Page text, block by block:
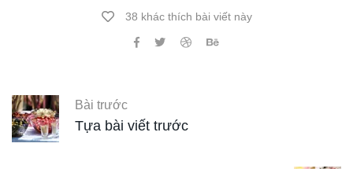
38 khác thích bài viết này
Bài trước
Tựa bài viết trước